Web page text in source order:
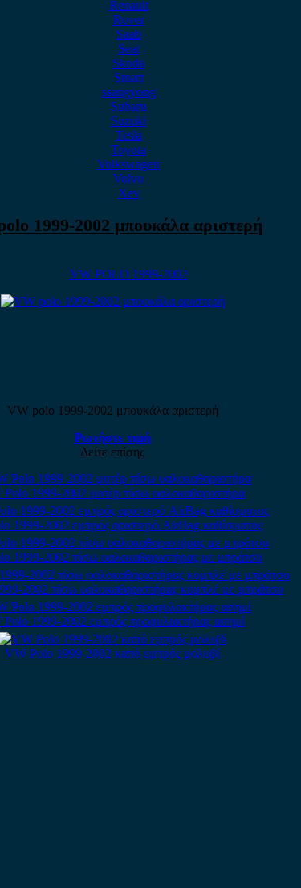
Renault
Rover
Saab
Seat
Skoda
Smart
ssangyong
Subaru
Suzuki
Tesla
Toyota
Volkswagen
Volvo
Xev
1999-2002 μπουκάλα αριστερή
VW POLO 1999-2002
VW polo 1999-2002 μπουκάλα αριστερή
Ρωτήστε τιμή
Δείτε επίσης
1999-2002 μοτέρ πίσω υαλοκαθαριστήρα
1999-2002 εμπρός αριστερό AirBag καθίσματος
1999-2002 πίσω υαλοκαθαριστήρας με μπράτσο
2002 πίσω υαλοκαθαριστήρας κομπλέ με μπράτσο
1999-2002 εμπρός προφυλακτήρας ασημί
VW Polo 1999-2002 καπό εμπρός μολυβί